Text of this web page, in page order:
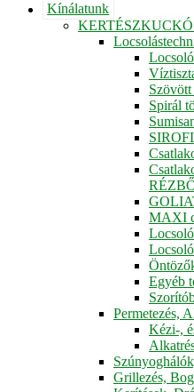
Kínálatunk
KERTÉSZKUCKÓ:
Spirál
MAXI
Egyéb
Permetezés,
Kézi-,
Grillezés,